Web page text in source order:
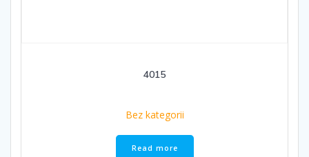
4015
Bez kategorii
Read more